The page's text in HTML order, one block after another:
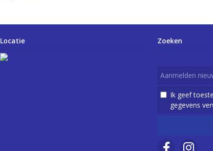
Locatie Zoeken
Ik geef
gegevens